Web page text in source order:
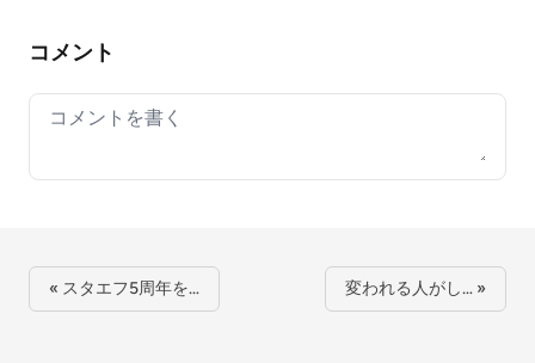
コメント
Your comment
« スタエフ5周年を… 変われる人がし… »